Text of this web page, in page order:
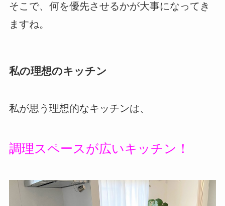
そこで、何を優先させるかが大事になってき
ますね。
私の理想のキッチン
私が思う理想的なキッチンは、
調理スペースが広いキッチン！